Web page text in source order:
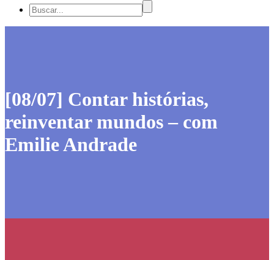
[08/07] Contar histórias,
reinventar mundos – com
Emilie Andrade